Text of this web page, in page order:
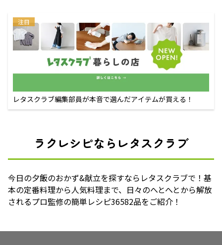
注目
レタスクラブ編集部員が本音で選んだアイテムが買える！
ラクレシピならレタスクラブ
今日の夕飯のおかず&献立を探すならレタスクラブで！基
本の定番料理から人気料理まで、日々のへとへとから解放
されるプロ監修の簡単レシピ36582品をご紹介！